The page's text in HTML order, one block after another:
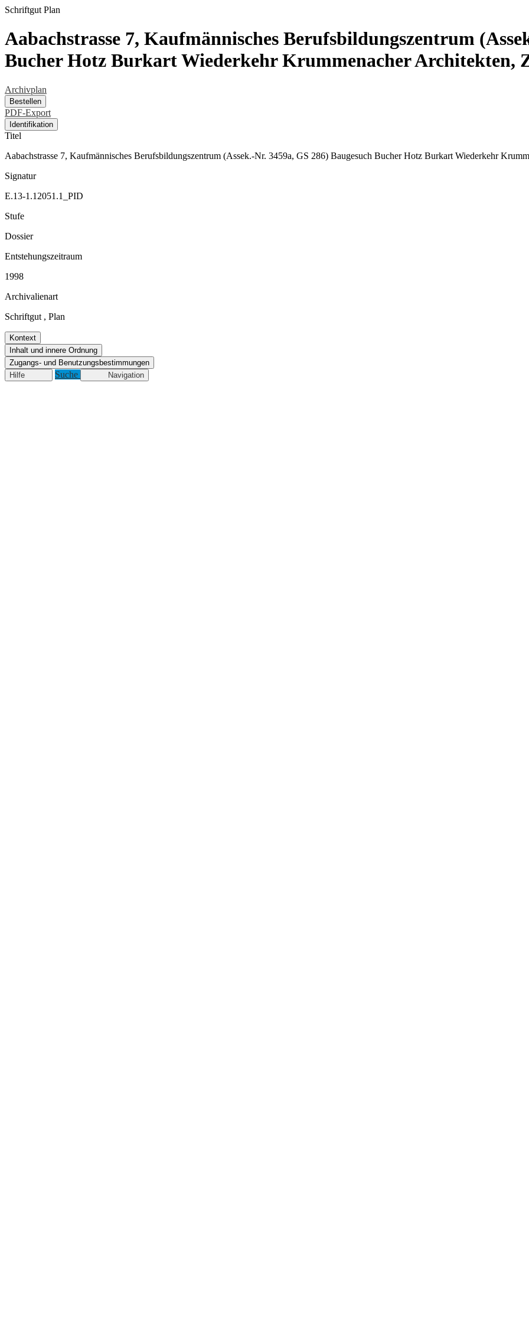
Schriftgut Plan
Aabachstrasse 7, Kaufmännisches Berufsbildungszentrum
Bucher Hotz Burkart Wiederkehr Krummenacher Architekten,
Archivplan
Bestellen
PDF-Export
Identifikation
Titel
Aabachstrasse 7, Kaufmännisches Berufsbildungszentrum (Assek.-Nr. 3459a, GS 286) Baugesuch Bucher Hotz Burkart Wiederkehr
Signatur
E.13-1.12051.1_PID
Stufe
Dossier
Entstehungszeitraum
1998
Archivalienart
Schriftgut , Plan
Kontext
Inhalt und innere Ordnung
Zugangs- und Benutzungsbestimmungen
Hilfe
Suche Navigation